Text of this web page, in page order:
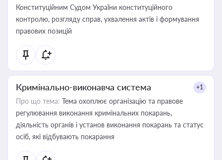
Конституційним Судом України конституційного
контролю, розгляду справ, ухвалення актів і формування
правових позицій
Кримінально-виконавча система +1
Про що тема: Тема охоплює організацію та правове
регулювання виконання кримінальних покарань,
діяльність органів і установ виконання покарань та статус
осіб, які відбувають покарання